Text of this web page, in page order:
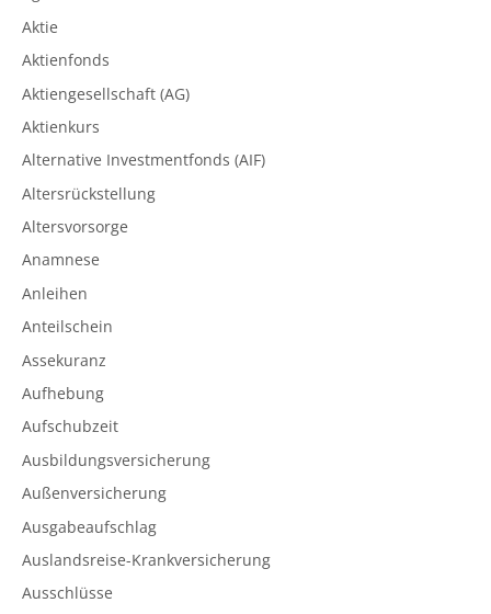
Aktie
Aktienfonds
Aktiengesellschaft (AG)
Aktienkurs
Alternative Investmentfonds (AIF)
Altersrückstellung
Altersvorsorge
Anamnese
Anleihen
Anteilschein
Assekuranz
Aufhebung
Aufschubzeit
Ausbildungsversicherung
Außenversicherung
Ausgabeaufschlag
Auslandsreise-Krankversicherung
Ausschlüsse